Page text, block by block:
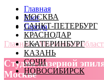
МОСКВА
САНКТ-ПЕТЕРБУРГ
КРАСНОДАР
ЕКАТЕРИНБУРГ
КАЗАНЬ
СОЧИ
НОВОСИБИРСК
Главная
Блог
Города
Главная » Московская
Cтудия лазерной
Москве